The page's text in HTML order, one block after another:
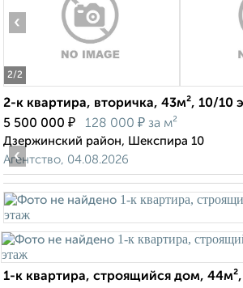
2/2
‹
2-к квартира, вторичка, 43м², 10/10
5 500 000 ₽ 128 000 ₽ за м²
Дзержинский район, Шекспира 10
Агентство, 04.08.2026
‹
1-к квартира, строящийся дом,